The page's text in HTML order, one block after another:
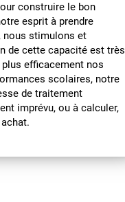
construire le bon
esprit à prendre
nous stimulons et
de cette capacité est très
efficacement nos
scolaires, notre
de traitement
imprévu, ou à calculer,